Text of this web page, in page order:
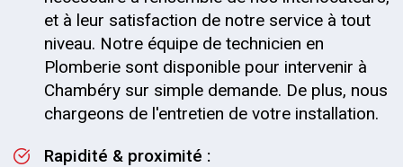
et à leur satisfaction de notre service à tout
niveau. Notre équipe de technicien en
Plomberie sont disponible pour intervenir à
Chambéry sur simple demande. De plus, nous
chargeons de l'entretien de votre installation.
Rapidité & proximité :